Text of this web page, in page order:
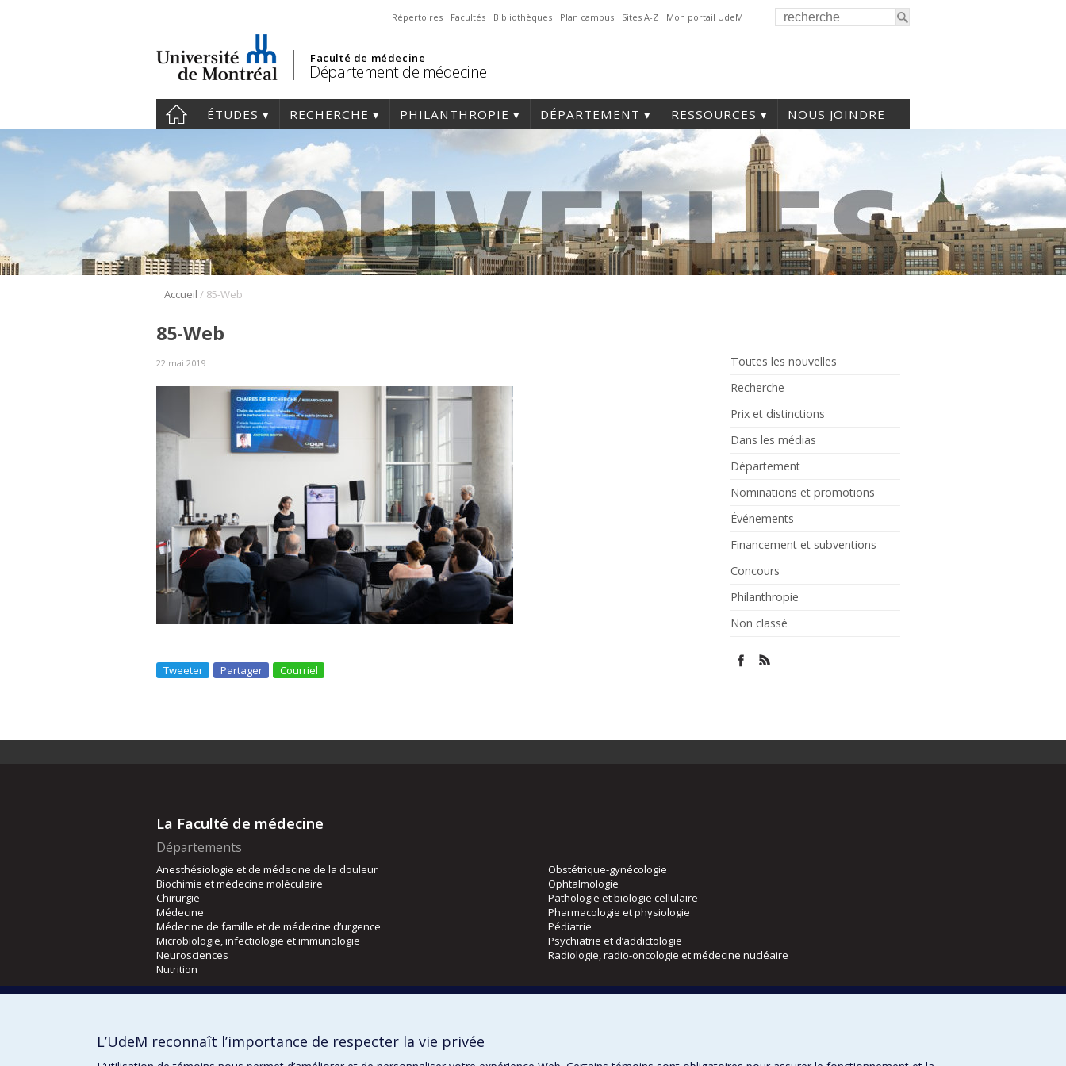
Répertoires Facultés Bibliothèques Plan campus Sites A-Z Mon portail UdeM
Faculté de médecine
Département de médecine
ÉTUDES RECHERCHE PHILANTHROPIE DÉPARTEMENT RESSOURCES NOUS JOINDRE
Accueil / 85-Web
Toutes les nouvelles
Recherche
Prix et distinctions
Dans les médias
Département
Nominations et promotions
Événements
Financement et subventions
Concours
Philanthropie
Non classé
85-Web
22 mai 2019
Tweeter Partager Courriel
La Faculté de médecine
Départements
Anesthésiologie et de médecine de la douleur
Biochimie et médecine moléculaire
Chirurgie
Médecine
Médecine de famille et de médecine d’urgence
Microbiologie, infectiologie et immunologie
Neurosciences
Nutrition
Obstétrique-gynécologie
Ophtalmologie
Pathologie et biologie cellulaire
Pharmacologie et physiologie
Pédiatrie
Psychiatrie et d’addictologie
Radiologie, radio-oncologie et médecine nucléaire
Orthophonie et audiologie
L’UdeM reconnaît l’importance de respecter la vie privée